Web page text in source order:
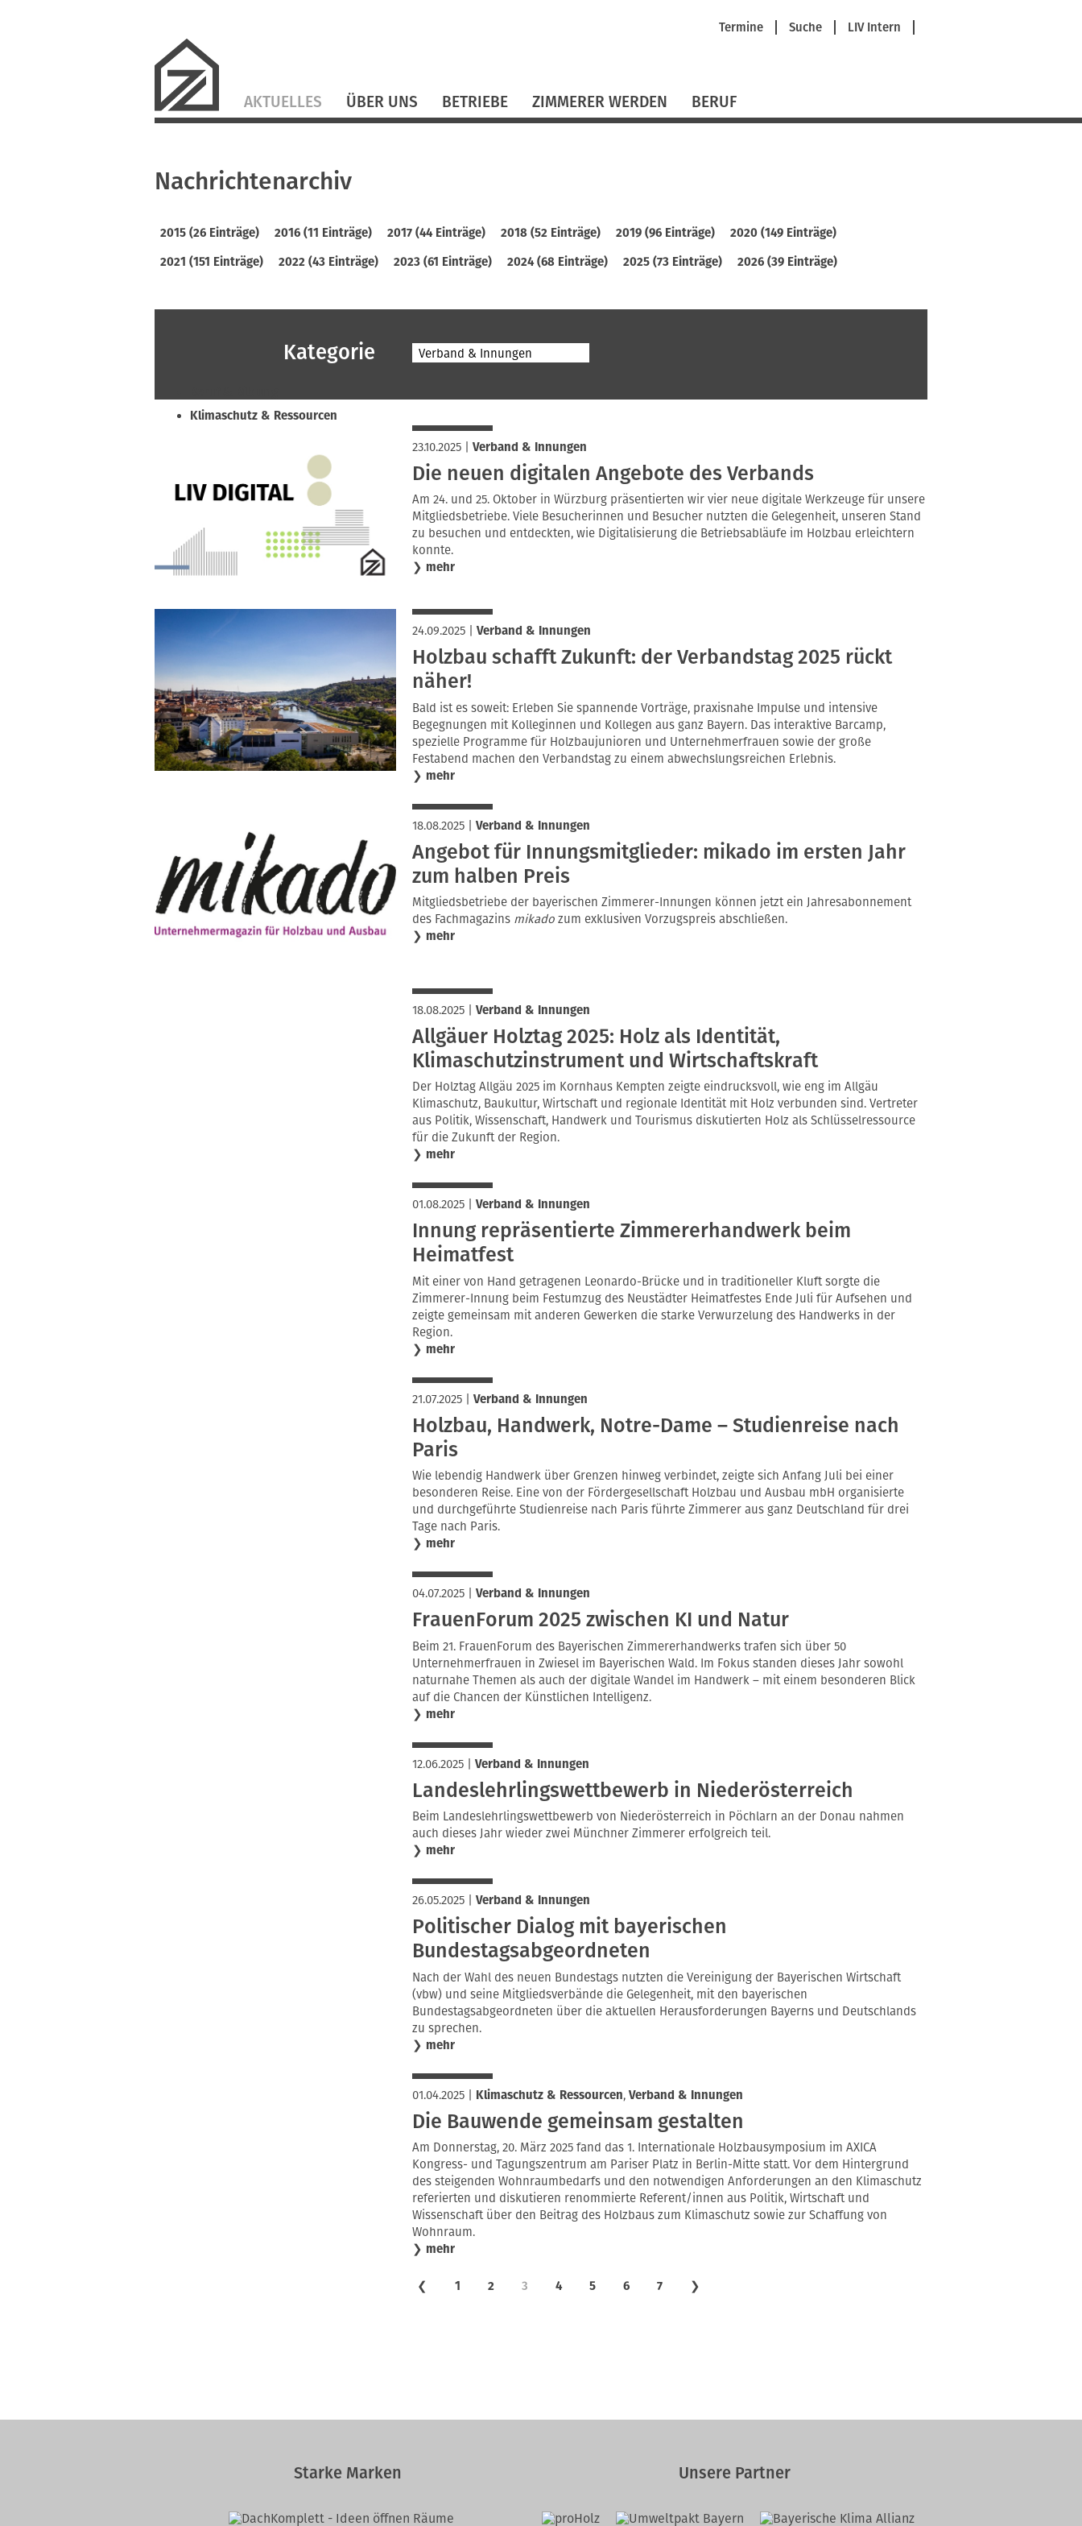
Navigation
Termine Suche LIV Intern
überspringen
AKTUELLES ÜBER UNS BETRIEBE ZIMMERER WERDEN BERUF
Nachrichtenarchiv
2015 (26 Einträge) 2016 (11 Einträge) 2017 (44 Einträge) 2018 (52 Einträge) 2019 (96 Einträge)
2020 (149 Einträge)
2021 (151 Einträge)
2022 (43 Einträge) 2023 (61 Einträge) 2024 (68 Einträge) 2025 (73 Einträge) 2026 (39 Einträge)
Kategorie Verband & Innungen
Klimaschutz & Ressourcen
Prävention & Arbeitsschutz
Recht & Wirtschaft
Verband & Innungen
Interviews
Innung
23.10.2025| Verband & Innungen
Die neuen digitalen Angebote des Verbands
Am 24. und 25. Oktober in Würzburg präsentierten wir vier neue digitale Werkzeuge für unsere
Mitgliedsbetriebe. Viele Besucherinnen und Besucher nutzten die Gelegenheit, unseren Stand
zu besuchen und entdeckten, wie Digitalisierung die Betriebsabläufe im Holzbau erleichtern
konnte.
❯ mehr
24.09.2025| Verband & Innungen
Holzbau schafft Zukunft: der Verbandstag 2025 rückt
näher!
Bald ist es soweit: Erleben Sie spannende Vorträge, praxisnahe Impulse und intensive
Begegnungen mit Kolleginnen und Kollegen aus ganz Bayern. Das interaktive Barcamp,
spezielle Programme für Holzbaujunioren und Unternehmerfrauen sowie der große
Festabend machen den Verbandstag zu einem abwechslungsreichen Erlebnis.
❯ mehr
18.08.2025| Verband & Innungen
Angebot für Innungsmitglieder: mikado im ersten Jahr
zum halben Preis
Mitgliedsbetriebe der bayerischen Zimmerer-Innungen können jetzt ein Jahresabonnement
des Fachmagazins mikadozum exklusiven Vorzugspreis abschließen.
❯ mehr
18.08.2025| Verband & Innungen
Allgäuer Holztag 2025: Holz als Identität,
Klimaschutzinstrument und Wirtschaftskraft
Der Holztag Allgäu 2025 im Kornhaus Kempten zeigte eindrucksvoll, wie eng im Allgäu
Klimaschutz, Baukultur, Wirtschaft und regionale Identität mit Holz verbunden sind. Vertreter
aus Politik, Wissenschaft, Handwerk und Tourismus diskutierten Holz als Schlüsselressource
für die Zukunft der Region.
❯ mehr
01.08.2025| Verband & Innungen
Innung repräsentierte Zimmererhandwerk beim
Heimatfest
Mit einer von Hand getragenen Leonardo-Brücke und in traditioneller Kluft sorgte die
Zimmerer-Innung beim Festumzug des Neustädter Heimatfestes Ende Juli für Aufsehen und
zeigte gemeinsam mit anderen Gewerken die starke Verwurzelung des Handwerks in der
Region.
❯ mehr
21.07.2025| Verband & Innungen
Holzbau, Handwerk, Notre-Dame – Studienreise nach
Paris
Wie lebendig Handwerk über Grenzen hinweg verbindet, zeigte sich Anfang Juli bei einer
besonderen Reise. Eine von der Fördergesellschaft Holzbau und Ausbau mbH organisierte
und durchgeführte Studienreise nach Paris führte Zimmerer aus ganz Deutschland für drei
Tage nach Paris.
❯ mehr
04.07.2025| Verband & Innungen
FrauenForum 2025 zwischen KI und Natur
Beim 21. FrauenForum des Bayerischen Zimmererhandwerks trafen sich über 50
Unternehmerfrauen in Zwiesel im Bayerischen Wald. Im Fokus standen dieses Jahr sowohl
naturnahe Themen als auch der digitale Wandel im Handwerk – mit einem besonderen Blick
auf die Chancen der Künstlichen Intelligenz.
❯ mehr
12.06.2025| Verband & Innungen
Landeslehrlingswettbewerb in Niederösterreich
Beim Landeslehrlingswettbewerb von Niederösterreich in Pöchlarn an der Donau nahmen
auch dieses Jahr wieder zwei Münchner Zimmerer erfolgreich teil.
❯ mehr
26.05.2025| Verband & Innungen
Politischer Dialog mit bayerischen
Bundestagsabgeordneten
Nach der Wahl des neuen Bundestags nutzten die Vereinigung der Bayerischen Wirtschaft
(vbw) und seine Mitgliedsverbände die Gelegenheit, mit den bayerischen
Bundestagsabgeordneten über die aktuellen Herausforderungen Bayerns und Deutschlands
zu sprechen.
❯ mehr
01.04.2025| Klimaschutz & Ressourcen, Verband & Innungen
Die Bauwende gemeinsam gestalten
Am Donnerstag, 20. März 2025 fand das 1. Internationale Holzbausymposium im AXICA
Kongress- und Tagungszentrum am Pariser Platz in Berlin-Mitte statt. Vor dem Hintergrund
des steigenden Wohnraumbedarfs und den notwendigen Anforderungen an den Klimaschutz
referierten und diskutieren renommierte Referent/innen aus Politik, Wirtschaft und
Wissenschaft über den Beitrag des Holzbaus zum Klimaschutz sowie zur Schaffung von
Wohnraum.
❯ mehr
❮ 1 2 3 4 5 6 7 ❯
Starke Marken Unsere Partner